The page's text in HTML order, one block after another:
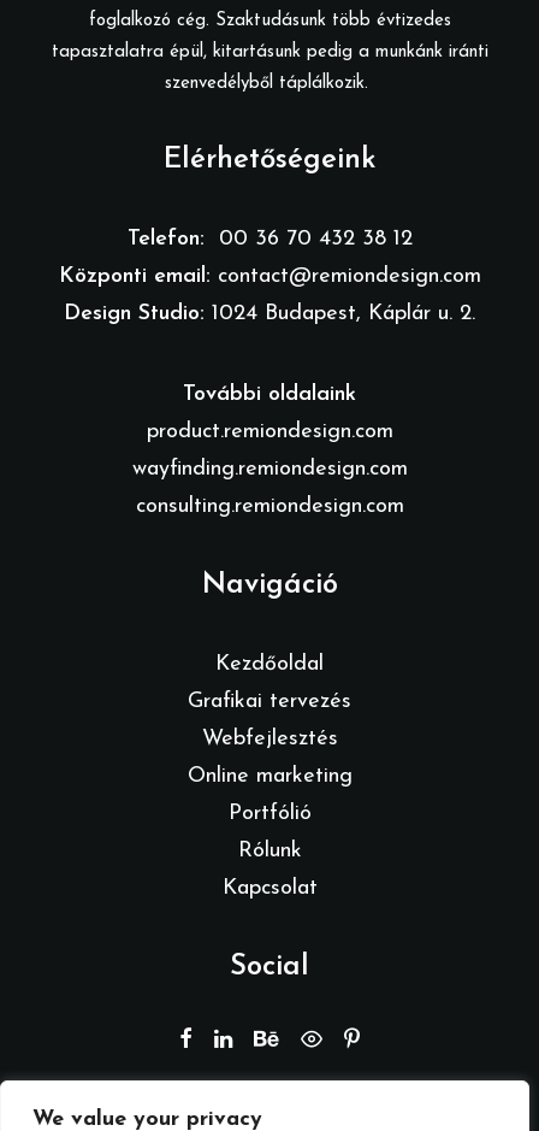
We value your privacy
foglalkozó cég. Szaktudásunk több évtizedes
tapasztalatra épül, kitartásunk pedig a munkánk iránti
szenvedélyből táplálkozik.
Elérhetőségeink
Telefon:
00 36 70 432 38 12
Központi email: contact@remiondesign.com
Design Studio: 1024 Budapest, Káplár u. 2.
További oldalaink
product.remiondesign.com
wayfinding.remiondesign.com
consulting.remiondesign.com
Navigáció
Kezdőoldal
Grafikai tervezés
Webfejlesztés
Online marketing
Portfólió
Rólunk
Kapcsolat
Social